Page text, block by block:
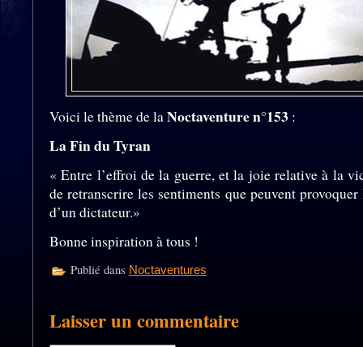
Voici le thème de laNoctaventure n°153 :
La Fin du Tyran
« Entre l’effroi de la guerre, et la joie relative à la
de retranscrire les sentiments que peuvent provoquer
d’un dictateur.»
Bonne inspiration à tous !
Publié dans Noctaventures
Laisser un commentaire